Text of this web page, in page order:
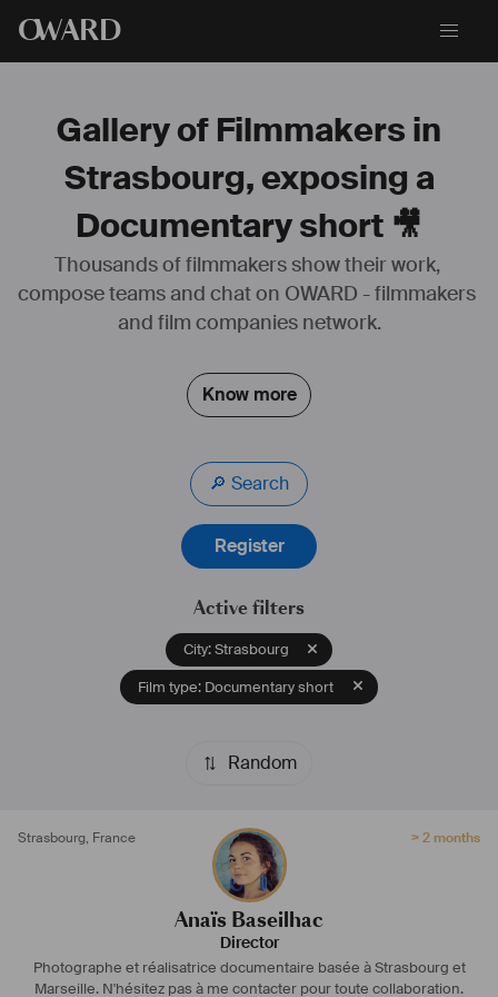
OWARD
Gallery of Filmmakers in
Strasbourg, exposing a
Documentary short 🎥
Thousands of filmmakers show their work,
compose teams and chat on OWARD - filmmakers
and film companies network.
Know more
🔎 Search
Register
Active filters
City: Strasbourg
Film type: Documentary short
Random
Strasbourg, France > 2 months
Anaïs Baseilhac
Director
Photographe et réalisatrice documentaire basée à Strasbourg et
Marseille. N'hésitez pas à me contacter pour toute collaboration.
Après un cursus aux Beaux arts section photographie, je me suis
histoire à l'Ecole des hautes études en sciences sociales. J'ai ensuite
intégré le master "Ecritures Documentaires: recherche et création" à
Marseille, où j'ai réalisé mon premier film "La mi-temps". En parallèle
cadreuse et monteuse (vidéaste).
Liens:
www.anaisbaseilhac.com / www.instagram.com/anais.baseilhac/